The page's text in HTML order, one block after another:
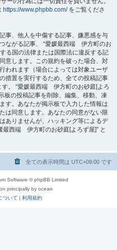
https://www.phpbb.com/をご覧くださ
事、他人を中傷する記事、嫌悪感を与
ながる記事、 “愛媛最西端 伊方町のお
る国の法律または国際法に違反する記
意します。この規約を破った場合、対
われます（場合によっては対象ユーザ
措置を実行するため、全ての投稿記事
す。 “愛媛最西端 伊方町のお砂庭[よろ
板の投稿記事を削除、編集、移動、凍
す。あなたが掲示板で入力した情報は
は同意します。あなたの同意がない限
ありませんが、ハッキング等によるデ
最西端 伊方町のお砂庭[よろず屋]” と
全ての表示時間は UTC+09:00 です
Software © phpBB Limited
principally by ocean
ついて | 利用規約